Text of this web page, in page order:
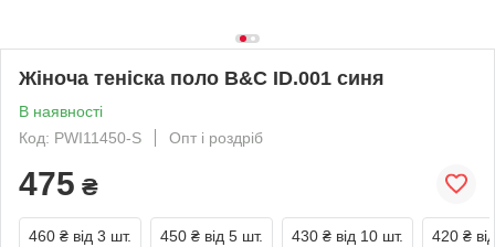
Жіноча теніска поло B&C ID.001 синя
В наявності
Код: PWI11450-S
Опт і роздріб
475 ₴
460 ₴ від 3 шт. 450 ₴ від 5 шт. 430 ₴ від 10 шт. 420 ₴